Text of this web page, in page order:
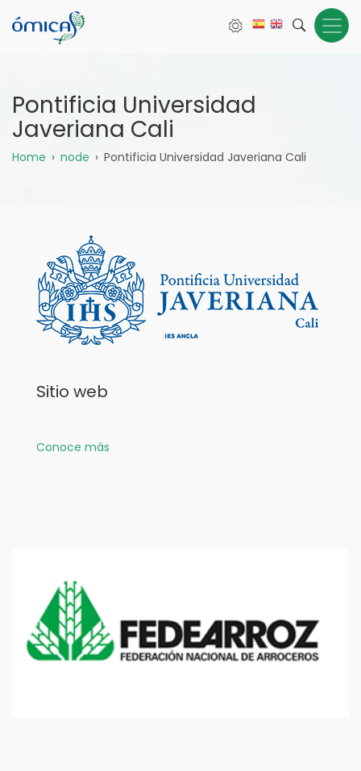
Pontificia Universidad
Javeriana Cali
Sobrescribir
ayuda
navegación
Home node Pontificia Universidad Javeriana Cali
Sitio web
Conoce más